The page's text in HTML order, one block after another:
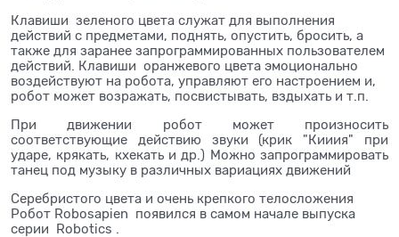
Клавиши зеленого цвета служат для выполнения
действий с предметами, поднять, опустить, бросить, а
также для заранее запрограммированных пользователем
действий. Клавиши оранжевого цвета эмоционально
воздействуют на робота, управляют его настроением и,
робот может возражать, посвистывать, вздыхать и т.п.
При движении робот может произносить
соответствующие действию звуки (крик "Кииия" при
ударе, крякать, кхекать и др.) Можно запрограммировать
танец под музыку в различных вариациях движений
Серебристого цвета и очень крепкого телосложения
Робот Robosapien появился в самом начале выпуска
серии Robotics .